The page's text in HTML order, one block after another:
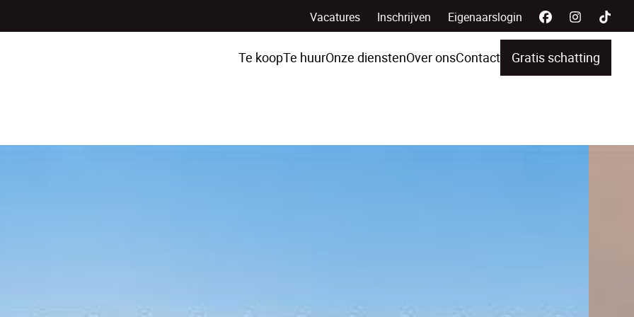
Vacatures Inschrijven Eigenaarslogin
Te koopTe huurOnze dienstenOver onsContact Gratis schatting